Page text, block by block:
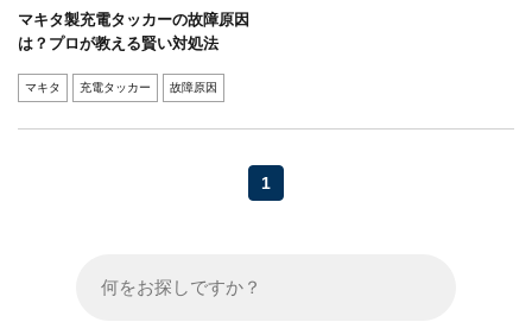
マキタ製充電タッカーの故障原因
は？プロが教える賢い対処法
マキタ 充電タッカー 故障原因
1